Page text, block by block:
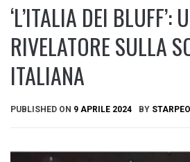
‘L’ITALIA DEI BLUFF’:
RIVELATORE SULLA
ITALIANA
PUBLISHED ON 9 APRILE 2024 BY